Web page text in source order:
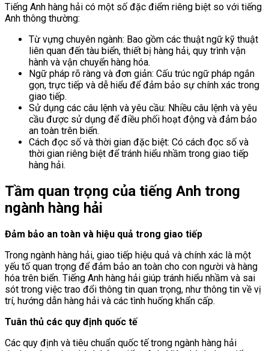
Tiếng Anh hàng hải có một số đặc điểm riêng biệt so với tiếng
Anh thông thường:
Từ vựng chuyên ngành: Bao gồm các thuật ngữ kỹ thuật
liên quan đến tàu biển, thiết bị hàng hải, quy trình vận
hành và vận chuyển hàng hóa.
Ngữ pháp rõ ràng và đơn giản: Cấu trúc ngữ pháp ngắn
gọn, trực tiếp và dễ hiểu để đảm bảo sự chính xác trong
giao tiếp.
Sử dụng các câu lệnh và yêu cầu: Nhiều câu lệnh và yêu
cầu được sử dụng để điều phối hoạt động và đảm bảo
an toàn trên biển.
Cách đọc số và thời gian đặc biệt: Có cách đọc số và
thời gian riêng biệt để tránh hiểu nhầm trong giao tiếp
hàng hải.
Tầm quan trọng của tiếng Anh trong
ngành hàng hải
Đảm bảo an toàn và hiệu quả trong giao tiếp
Trong ngành hàng hải, giao tiếp hiệu quả và chính xác là một
yếu tố quan trọng để đảm bảo an toàn cho con người và hàng
hóa trên biển. Tiếng Anh hàng hải giúp tránh hiểu nhầm và sai
sót trong việc trao đổi thông tin quan trọng, như thông tin về vị
trí, hướng dẫn hàng hải và các tình huống khẩn cấp.
Tuân thủ các quy định quốc tế
Các quy định và tiêu chuẩn quốc tế trong ngành hàng hải